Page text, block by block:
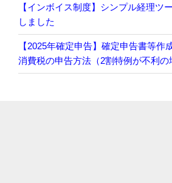
【インボイス制度】シンプル経理ツ
しました
【2025年確定申告】確定申告書等作
消費税の申告方法（2割特例が不利の